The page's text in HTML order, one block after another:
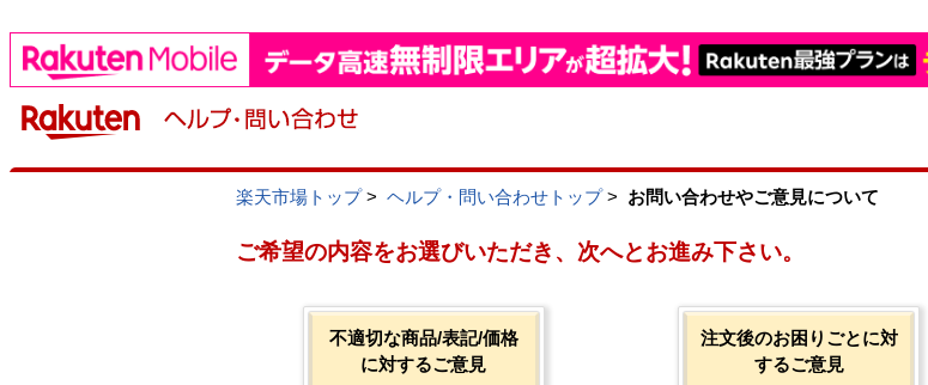
楽天市場トップ> ヘルプ・問い合わせトップ> お問い合わせやご意見について
ご希望の内容をお選びいただき、次へとお進み下さい。
不適切な商品/表記/価格
に対するご意見
注文後のお困りごとに対
するご意見